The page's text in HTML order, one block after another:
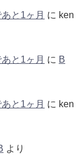
と1ヶ月 に ken
と1ヶ月 に B
と1ヶ月 に ken
より